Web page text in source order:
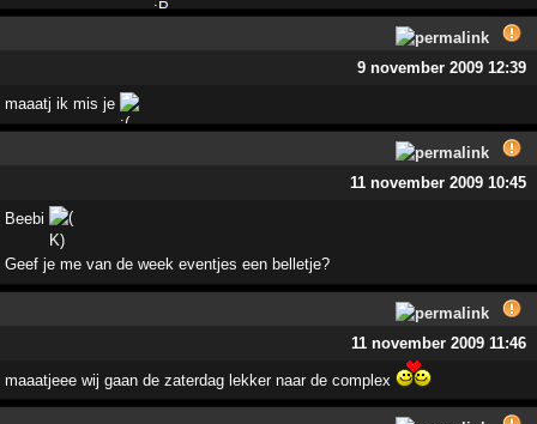
9 november 2009 12:39
maaatj ik mis je
11 november 2009 10:45
Beebi
Geef je me van de week eventjes een belletje?
11 november 2009 11:46
maaatjeee wij gaan de zaterdag lekker naar de complex